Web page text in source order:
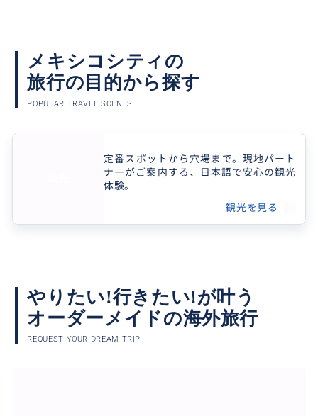
メキシコシティの
旅行の目的から探す
POPULAR TRAVEL SCENES
定番スポットから穴場まで。現地パート
ナーがご案内する、日本語で安心の観光
体験。
観光を見る
やりたい!行きたい!が叶う
オーダーメイドの海外旅行
REQUEST YOUR DREAM TRIP